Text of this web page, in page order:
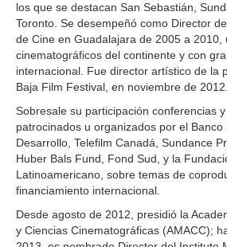
los que se destacan San Sebastián,
Toronto. Se desempeñó como Director
de Cine en Guadalajara de 2005 a 2010,
cinematográficos del continente y con
internacional. Fue director artístico de la
Baja Film Festival, en noviembre de 2012.
Sobresale su participación conferencias y
patrocinados u organizados por el
Desarrollo, Telefilm Canadá, Sundance
Huber Bals Fund, Fond Sud, y la
Latinoamericano, sobre temas de
financiamiento internacional.
Desde agosto de 2012, presidió la
y Ciencias Cinematográficas (AMACC);